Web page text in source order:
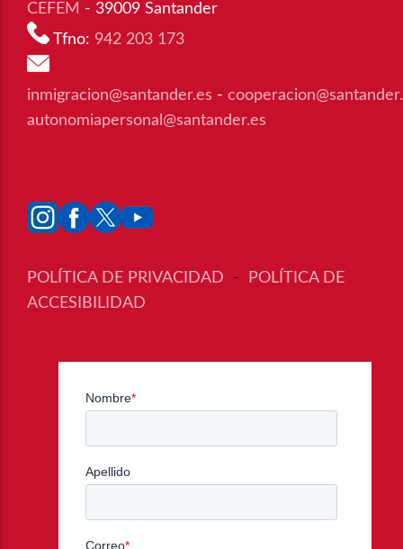
CEFEM - 39009 Santander
Tfno: 942 203 173
inmigracion@santander.es -
autonomiapersonal@santander.es
POLÍTICA DE PRIVACIDAD -
POLÍTICA DE
ACCESIBILIDAD